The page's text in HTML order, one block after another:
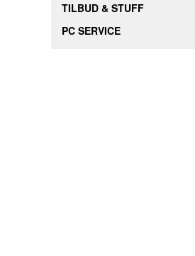
TILBUD & STUFF
PC SERVICE